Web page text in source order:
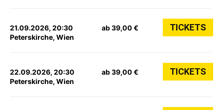
21.09.2026, 20:30
Peterskirche, Wien
ab 39,00 € TICKETS
22.09.2026, 20:30
Peterskirche, Wien
ab 39,00 € TICKETS